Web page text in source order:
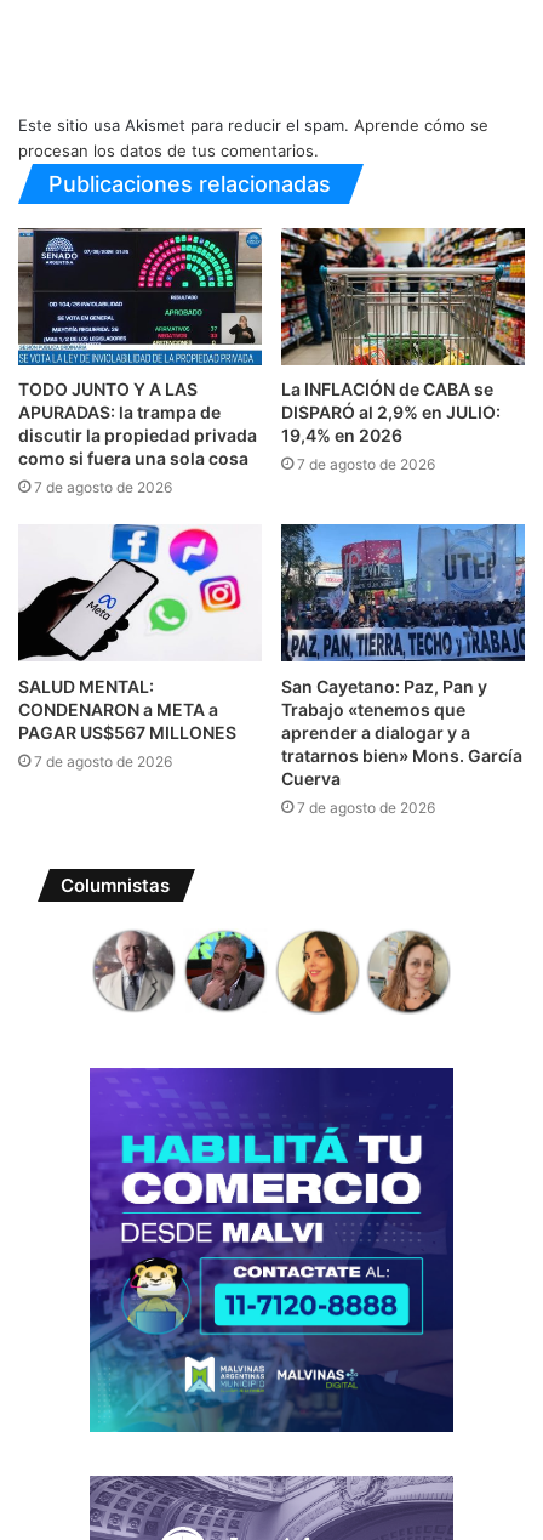
Este sitio usa Akismet para reducir el spam. Aprende cómo se
procesan los datos de tus comentarios.
Publicaciones relacionadas
TODO JUNTO Y A LAS
APURADAS: la trampa de
discutir la propiedad privada
como si fuera una sola cosa
7 de agosto de 2026
La INFLACIÓN de CABA se
DISPARÓ al 2,9% en JULIO:
19,4% en 2026
7 de agosto de 2026
SALUD MENTAL:
CONDENARON a META a
PAGAR US$567 MILLONES
7 de agosto de 2026
San Cayetano: Paz, Pan y
Trabajo «tenemos que
aprender a dialogar y a
tratarnos bien» Mons. García
Cuerva
7 de agosto de 2026
Columnistas